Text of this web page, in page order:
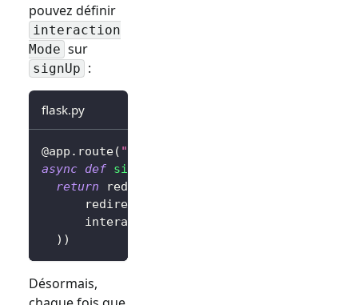
pouvez définir
interaction
Mode sur
signUp :
flask.py
@app . route( "/sign-in"
async def sign_in
return redirect
      redirectUri
      interactionMode
) )
Désormais,